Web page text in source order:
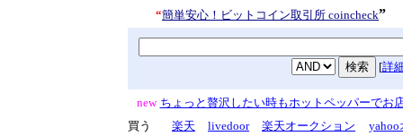
“簡単安心！ビットコイン取引所 coincheck”
[詳
new ちょっと贅沢したい時もホットペッパーでお
買う
楽天 livedoor 楽天オークション
yahoo